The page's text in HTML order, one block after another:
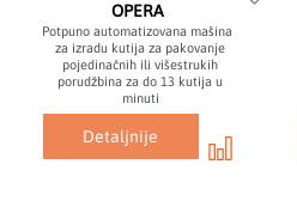
OPERA
Potpuno automatizovana mašina
za izradu kutija za pakovanje
pojedinačnih ili višestrukih
porudžbina za do 13 kutija u
minuti
Detaljnije